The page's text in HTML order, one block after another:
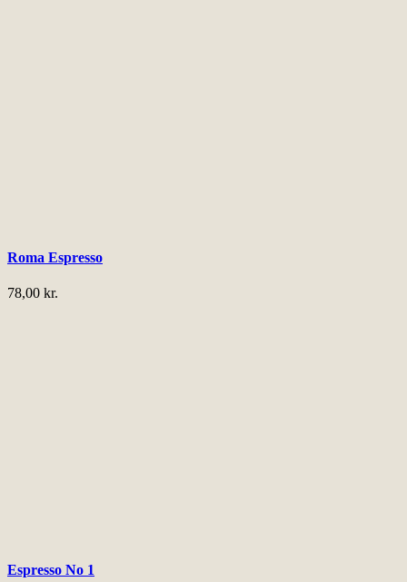
Roma Espresso
78,00 kr.
Espresso No 1